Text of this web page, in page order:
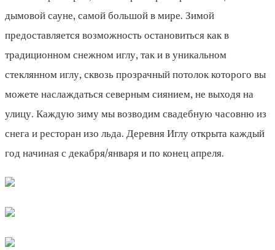
дымовой сауне, самой большой в мире. Зимой
предоставляется возможность остановиться как в
традиционном снежном иглу, так и в уникальном
стеклянном иглу, сквозь прозрачный потолок которого вы
можете наслаждаться северным сиянием, не выходя на
улицу. Каждую зиму мы возводим свадебную часовню из
снега и ресторан изо льда. Деревня Иглу открыта каждый
год начиная с декабря/января и по конец апреля.